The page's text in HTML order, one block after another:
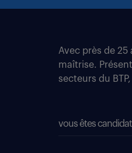
Avec près de
maîtrise.
secteurs du
vous êtes